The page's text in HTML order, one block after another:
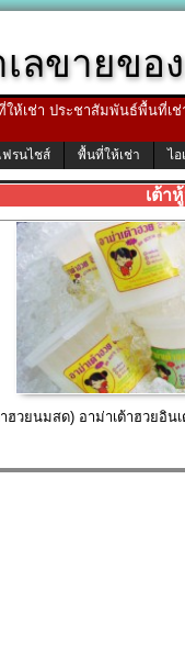
ลขายขอ
ห้เช่า ประชาสัมพันธ์พื้นที่เ
ฟรนไชส์ พื้นที่ให้เช่า ไ
เต้า
ฮวยนมสด) อาม่าเต้าฮวยอินเ